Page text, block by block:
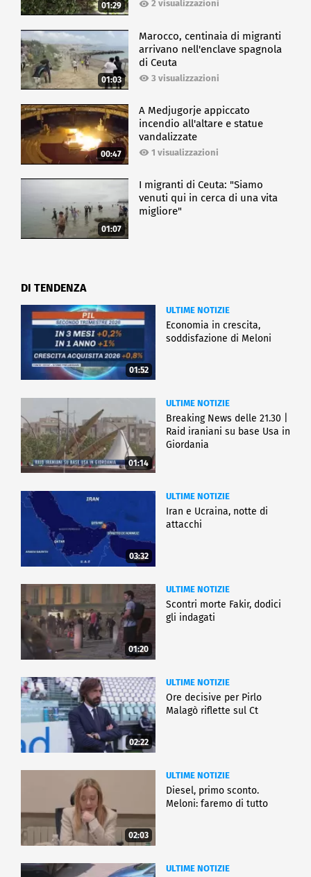
01:29 2 visualizzazioni
01:03
Marocco, centinaia di migranti
arrivano nell'enclave spagnola
di Ceuta
3 visualizzazioni
00:47
A Medjugorje appiccato
incendio all'altare e statue
vandalizzate
1 visualizzazioni
01:07
I migranti di Ceuta: "Siamo
venuti qui in cerca di una vita
migliore"
DI TENDENZA
01:52
ULTIME NOTIZIE
Economia in crescita,
soddisfazione di Meloni
01:14
ULTIME NOTIZIE
Breaking News delle 21.30 |
Raid iraniani su base Usa in
Giordania
03:32
ULTIME NOTIZIE
Iran e Ucraina, notte di
attacchi
01:20
ULTIME NOTIZIE
Scontri morte Fakir, dodici
gli indagati
02:22
ULTIME NOTIZIE
Ore decisive per Pirlo
Malagò riflette sul Ct
02:03
ULTIME NOTIZIE
Diesel, primo sconto.
Meloni: faremo di tutto
ULTIME NOTIZIE